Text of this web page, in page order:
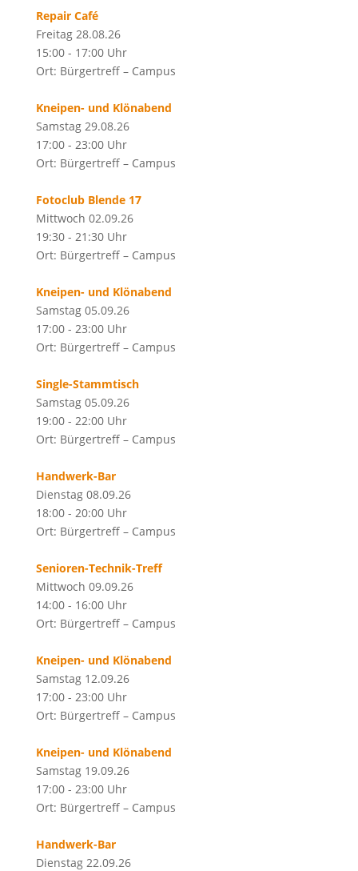
Repair Café
Freitag 28.08.26
15:00 - 17:00 Uhr
Ort: Bürgertreff – Campus
Kneipen- und Klönabend
Samstag 29.08.26
17:00 - 23:00 Uhr
Ort: Bürgertreff – Campus
Fotoclub Blende 17
Mittwoch 02.09.26
19:30 - 21:30 Uhr
Ort: Bürgertreff – Campus
Kneipen- und Klönabend
Samstag 05.09.26
17:00 - 23:00 Uhr
Ort: Bürgertreff – Campus
Single-Stammtisch
Samstag 05.09.26
19:00 - 22:00 Uhr
Ort: Bürgertreff – Campus
Handwerk-Bar
Dienstag 08.09.26
18:00 - 20:00 Uhr
Ort: Bürgertreff – Campus
Senioren-Technik-Treff
Mittwoch 09.09.26
14:00 - 16:00 Uhr
Ort: Bürgertreff – Campus
Kneipen- und Klönabend
Samstag 12.09.26
17:00 - 23:00 Uhr
Ort: Bürgertreff – Campus
Kneipen- und Klönabend
Samstag 19.09.26
17:00 - 23:00 Uhr
Ort: Bürgertreff – Campus
Handwerk-Bar
Dienstag 22.09.26